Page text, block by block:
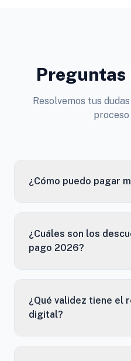
Preguntas
Resolvemos tus
proceso
¿Cómo puedo pagar
¿Cuáles son los
pago 2026?
¿Qué validez tiene el
digital?